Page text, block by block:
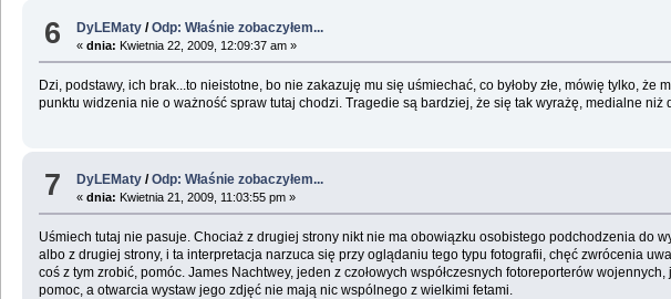
6 DyLEMaty /Odp: Właśnie zobaczyłem...
«dnia: Kwietnia 22, 2009, 12:09:37 am »
Dzi, podstawy, ich brak...to nieistotne, bo nie zakazuję mu się uśmiechać, co byłoby złe, mówię tylko,
punktu widzenia nie o ważność spraw tutaj chodzi. Tragedie są bardziej, że się tak wyrażę, medialne niż
7 DyLEMaty /Odp: Właśnie zobaczyłem...
«dnia: Kwietnia 21, 2009, 11:03:55 pm »
Uśmiech tutaj nie pasuje. Chociaż z drugiej strony nikt nie ma obowiązku osobistego podchodzenia do
albo z drugiej strony, i ta interpretacja narzuca się przy oglądaniu tego typu fotografii, chęć zwrócenia
coś z tym zrobić, pomóc. James Nachtwey, jeden z czołowych współczesnych fotoreporterów
pomoc, a otwarcia wystaw jego zdjęć nie mają nic wspólnego z wielkimi fetami.